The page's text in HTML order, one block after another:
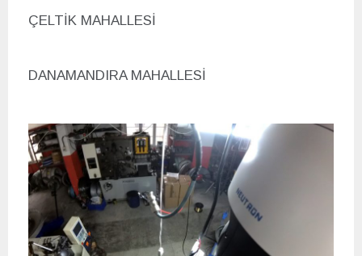
ÇELTİK MAHALLESİ
DANAMANDIRA MAHALLESİ